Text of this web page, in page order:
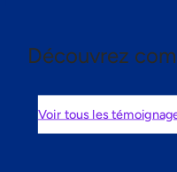
Découvrez
Voir tous les